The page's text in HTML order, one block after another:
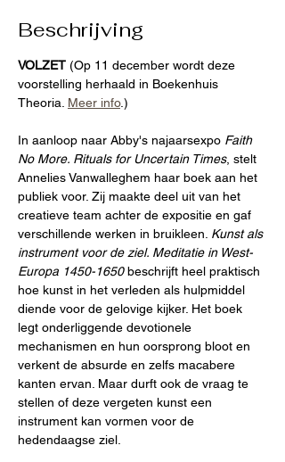
Beschrijving
VOLZET (Op 11 december wordt deze
voorstelling herhaald in Boekenhuis
Theoria. Meer info.)
In aanloop naar Abby's najaarsexpo Faith
No More. Rituals for Uncertain Times, stelt
Annelies Vanwalleghem haar boek aan het
publiek voor. Zij maakte deel uit van het
creatieve team achter de expositie en gaf
verschillende werken in bruikleen. Kunst als
instrument voor de ziel. Meditatie in West-
Europa 1450-1650 beschrijft heel praktisch
hoe kunst in het verleden als hulpmiddel
diende voor de gelovige kijker. Het boek
legt onderliggende devotionele
mechanismen en hun oorsprong bloot en
verkent de absurde en zelfs macabere
kanten ervan. Maar durft ook de vraag te
stellen of deze vergeten kunst een
instrument kan vormen voor de
hedendaagse ziel.